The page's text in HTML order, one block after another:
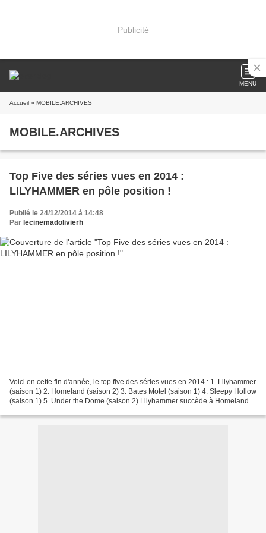
Publicité
MENU
Accueil » MOBILE.ARCHIVES
MOBILE.ARCHIVES
Top Five des séries vues en 2014 :
LILYHAMMER en pôle position !
Publié le 24/12/2014 à 14:48
Par lecinemadolivierh
Voici en cette fin d'année, le top five des séries vues en 2014 : 1. Lilyhammer
(saison 1) 2. Homeland (saison 2) 3. Bates Motel (saison 1) 4. Sleepy Hollow
(saison 1) 5. Under the Dome (saison 2) Lilyhammer succède à Homeland